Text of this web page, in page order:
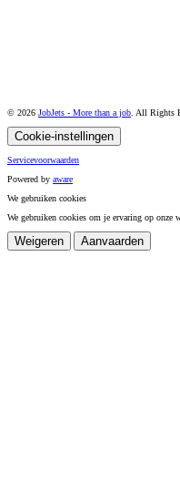
© 2026 JobJets - More than a job . All Rights
Cookie-instellingen
Servicevoorwaarden
Powered by aware
We gebruiken cookies
We gebruiken cookies om je ervaring op onze
Weigeren Aanvaarden